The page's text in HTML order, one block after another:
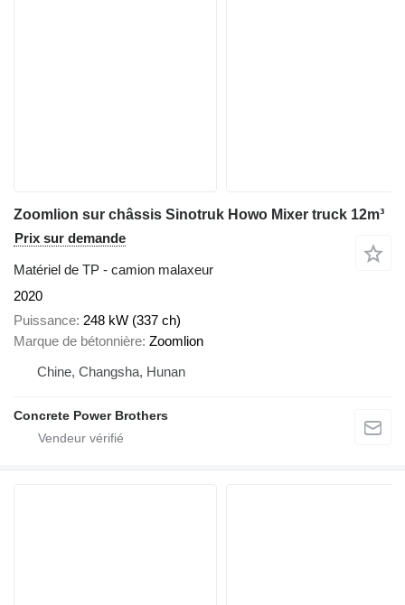
Zoomlion sur châssis Sinotruk Howo Mixer truck 12m³
Prix sur demande
Matériel de TP - camion malaxeur
2020
Puissance 248 kW (337 ch)
Marque de bétonnière Zoomlion
Chine, Changsha, Hunan
Concrete Power Brothers